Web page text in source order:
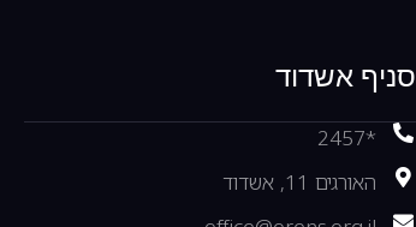
סניף אשדוד
*2457
האורגים 11, אשדוד